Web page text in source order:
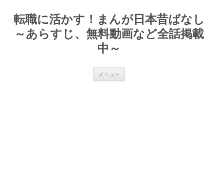
転職に活かす！まんが日本昔ばなし
～あらすじ、無料動画など全話掲載
中～
メニュー